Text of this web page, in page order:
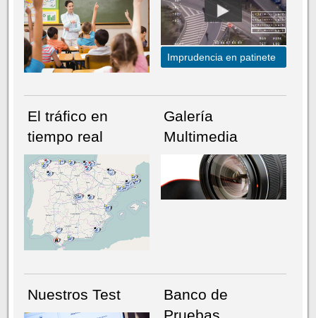
NÚMERO ACTUALHEMEROTECA
Imprudencia en patinete
El tráfico en
tiempo real
Galería
Multimedia
Nuestros Test
Banco de